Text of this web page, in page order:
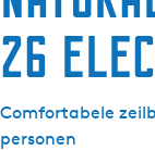
26
Comfortabele
personen